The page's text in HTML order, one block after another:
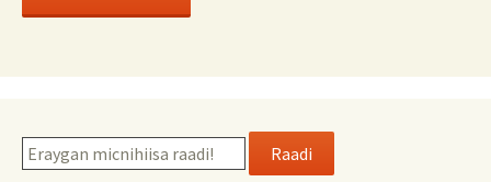
Raadi